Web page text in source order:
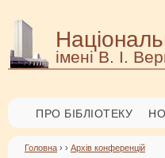
імені В. І.
ПРО БІБЛІОТЕКУ
Головна › › Архів конференцій